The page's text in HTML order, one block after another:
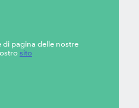
pagina delle nostre
sito